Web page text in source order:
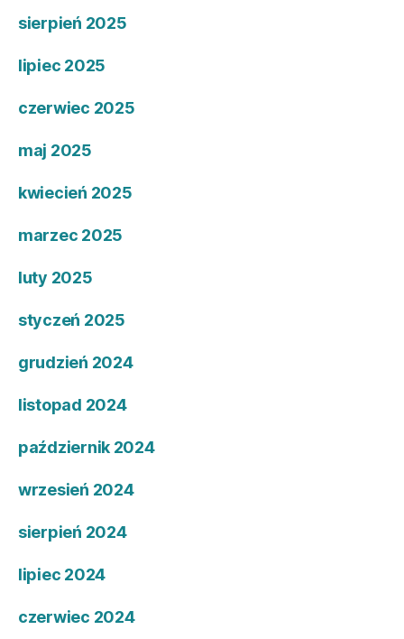
sierpień 2025
lipiec 2025
czerwiec 2025
maj 2025
kwiecień 2025
marzec 2025
luty 2025
styczeń 2025
grudzień 2024
listopad 2024
październik 2024
wrzesień 2024
sierpień 2024
lipiec 2024
czerwiec 2024